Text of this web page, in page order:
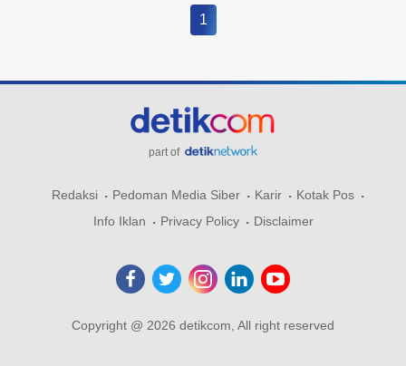
1
part of
Redaksi Pedoman Media Siber Karir
Kotak Pos
Info Iklan
Privacy Policy Disclaimer
Copyright @ 2026 detikcom, All right reserved